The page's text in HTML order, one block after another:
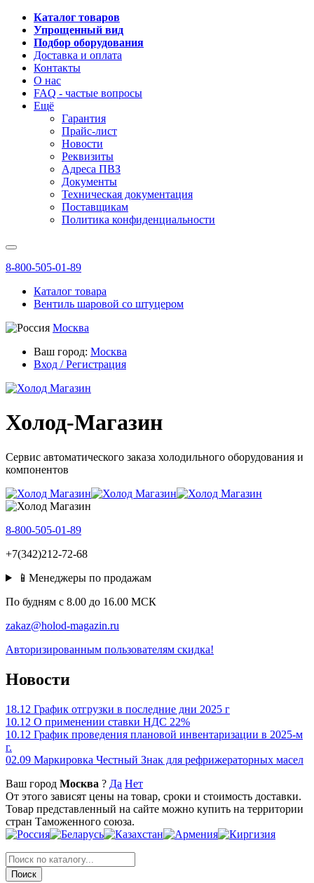
Каталог товаров
Упрощенный вид
Подбор оборудования
Доставка и оплата
Контакты
О нас
FAQ - частые вопросы
Ещё
Гарантия
Прайс-лист
Новости
Реквизиты
Адреса ПВЗ
Документы
Техническая документация
Поставщикам
Политика конфиденциальности
8-800-505-01-89
Каталог товара
Вентиль шаровой со штуцером
Москва
Ваш город: Москва
Вход / Регистрация
Холод-Магазин
Сервис автоматического заказа холодильного оборудования и
компонентов
8-800-505-01-89
+7(342)212-72-68
📱Менеджеры по продажам
По будням c 8.00 до 16.00 МСК
zakaz@holod-magazin.ru
Авторизированным пользователям скидка!
Новости
18.12 График отгрузки в последние дни 2025 г
10.12 О применении ставки НДС 22%
10.12 График проведения плановой инвентаризации в 2025-м
г.
02.09 Маркировка Честный Знак для рефрижераторных масел
Ваш город Москва ? Да Нет
От этого зависят цены на товар, сроки и стоимость доставки.
Товар представленный на сайте можно купить на территории
стран Таможенного союза.